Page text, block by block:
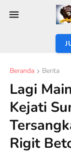
Beranda Berita
Lagi
Kejati
Rigit